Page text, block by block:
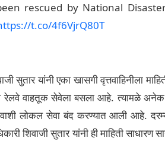
rescued by National
t.co/4f6VjrQ80T
सुतार यांनी एका खासगी वृत्तवाहिनीला
वाहतूक सेवेला बसला आहे. त्यामळे अनेक
लोकल सेवा बंद करण्यात आली आहे.
सुतार यांनी ही माहिती साधारण